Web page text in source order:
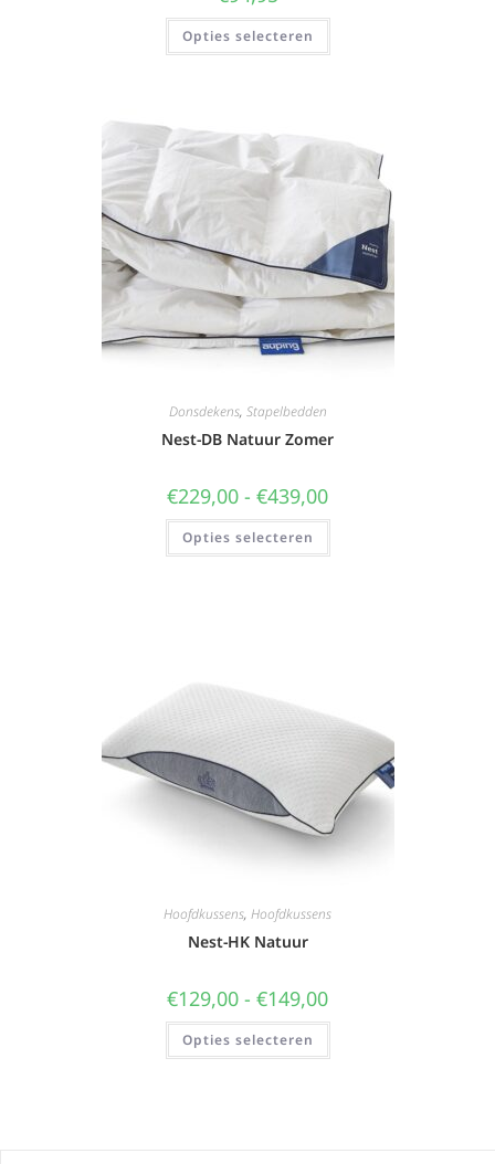
Opties selecteren
Donsdekens, Stapelbedden
Nest-DB Natuur Zomer
€229,00 - €439,00
Opties selecteren
Hoofdkussens, Hoofdkussens
Nest-HK Natuur
€129,00 - €149,00
Opties selecteren